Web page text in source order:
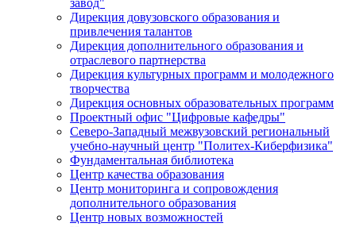
Дирекция довузовского образования и
привлечения талантов
Дирекция дополнительного образования и
отраслевого партнерства
Дирекция культурных программ и молодежного
творчества
Дирекция основных образовательных программ
Проектный офис "Цифровые кафедры"
Северо-Западный межвузовский региональный
учебно-научный центр "Политех-Киберфизика"
Фундаментальная библиотека
Центр качества образования
Центр мониторинга и сопровождения
дополнительного образования
Центр новых возможностей